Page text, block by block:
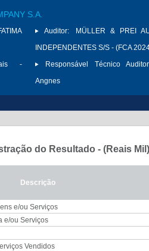
S.A.
-
Auditor:
MÜLLER & PREI
INDEPENDENTES S/S - (FCA
Responsável Técnico
Angnes